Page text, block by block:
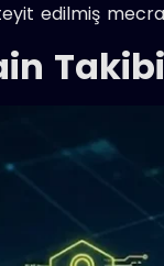
edilmiş